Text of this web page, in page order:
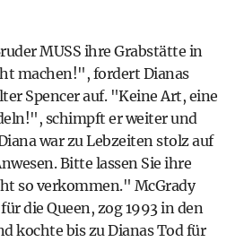
MUSS ihre Grabstätte in
machen!", fordert Dianas
Spencer auf. "Keine Art, eine
schimpft er weiter und
war zu Lebzeiten stolz auf
Bitte lassen Sie ihre
so verkommen." McGrady
die Queen, zog 1993 in den
kochte bis zu Dianas Tod für